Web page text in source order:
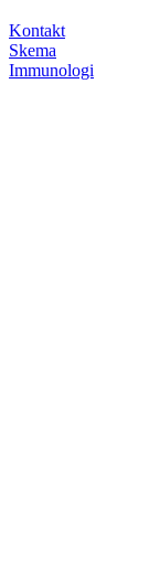
Kontakt
Skema
Immunologi